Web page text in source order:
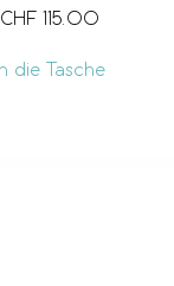
CHF 115.00
In die Tasche